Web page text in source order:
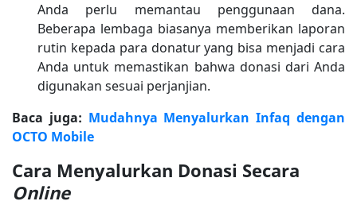
Anda perlu memantau penggunaan dana.
Beberapa lembaga biasanya memberikan laporan
rutin kepada para donatur yang bisa menjadi cara
Anda untuk memastikan bahwa donasi dari Anda
digunakan sesuai perjanjian.
Baca juga: Mudahnya Menyalurkan Infaq dengan
OCTO Mobile
Cara Menyalurkan Donasi Secara
Online